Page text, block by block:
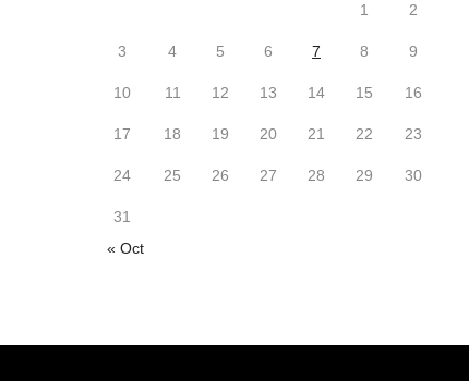
1 2
3 4 5 6 7 8 9
10 11 12 13 14 15 16
17 18 19 20 21 22 23
24 25 26 27 28 29 30
31
« Oct